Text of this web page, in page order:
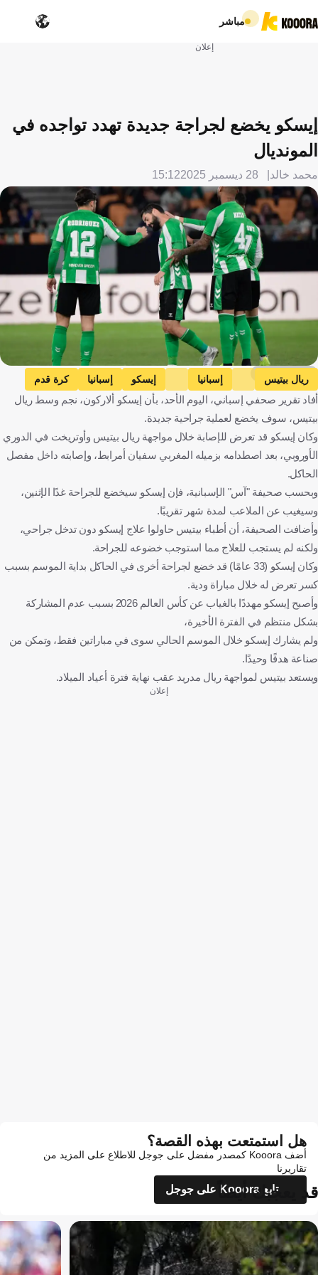
مباشر
إعلان
إيسكو يخضع لجراجة جديدة تهدد تواجده في
المونديال
محمد خالد 28 ديسمبر 2025 15:12
Getty Images
ريال بيتيس إسبانيا إيسكو إسبانيا كرة قدم
أفاد تقرير صحفي إسباني، اليوم الأحد، بأن إيسكو ألاركون، نجم وسط ريال
بيتيس، سوف يخضع لعملية جراحية جديدة.
وكان إيسكو قد تعرض للإصابة خلال مواجهة ريال بيتيس وأوتريخت في الدوري
الأوروبي، بعد اصطدامه بزميله المغربي سفيان أمرابط، وإصابته داخل مفصل
الحاكل.
وبحسب صحيفة "آس" الإسبانية، فإن إيسكو سيخضع للجراحة غدًا الإثنين،
وسيغيب عن الملاعب لمدة شهر تقريبًا.
وأضافت الصحيفة، أن أطباء بيتيس حاولوا علاج إيسكو دون تدخل جراحي،
ولكنه لم يستجب للعلاج مما استوجب خضوعه للجراحة.
وكان إيسكو (33 عامًا) قد خضع لجراحة أخرى في الحاكل بداية الموسم بسبب
كسر تعرض له خلال مباراة ودية.
وأصبح إيسكو مهددًا بالغياب عن كأس العالم 2026 بسبب عدم المشاركة
بشكل منتظم في الفترة الأخيرة،
ولم يشارك إيسكو خلال الموسم الحالي سوى في مباراتين فقط، وتمكن من
صناعة هدفًا وحيدًا.
ويستعد بيتيس لمواجهة ريال مدريد عقب نهاية فترة أعياد الميلاد.
إعلان
هل استمتعت بهذه القصة؟
أضف Kooora كمصدر مفضل على جوجل للاطلاع على المزيد من
تقاريرنا
تابع Kooora على جوجل
قد يعجبك أيضاً